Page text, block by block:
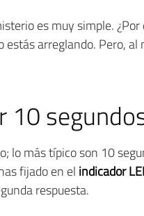
es muy simple.
arreglando. Pero,
10
lo más típico son 10
fijado en el indicador
respuesta.